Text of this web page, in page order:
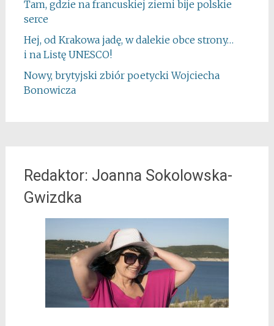
Tam, gdzie na francuskiej ziemi bije polskie
serce
Hej, od Krakowa jadę, w dalekie obce strony…
i na Listę UNESCO!
Nowy, brytyjski zbiór poetycki Wojciecha
Bonowicza
Redaktor: Joanna Sokolowska-
Gwizdka